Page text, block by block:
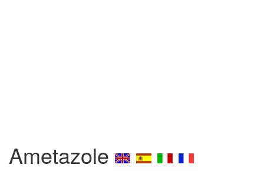
Ametazole